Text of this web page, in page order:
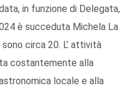
in funzione di Delegata,
è succeduta Michela La
circa 20. L’ attività
costantemente alla
locale e alla